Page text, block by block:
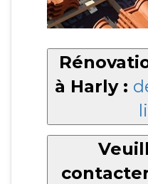
à Harly :